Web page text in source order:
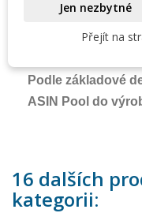
Podle verze
ASIN Aqua Home
ASIN Aqua Salt s
Podle základové
ASIN Pool do
16 dalších
kategorii:
Jen nezbytné
Přejít na